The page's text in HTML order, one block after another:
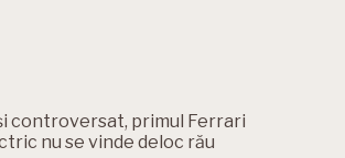
controversat, primul Ferrari
nu se vinde deloc rău